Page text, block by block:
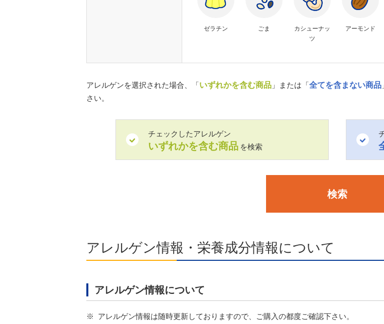
ゼラチン ごま
カシューナッ
ツ
アーモンド
アレルゲンを選択された場合、「いずれかを含む商品 」または「全てを含まない商品
さい。
チェックしたアレルゲン
いずれかを含む商品 を検索
検索
アレルゲン情報・栄養成分情報について
アレルゲン情報について
※
アレルゲン情報は随時更新しておりますので、ご購入の都度ご確認下さい。